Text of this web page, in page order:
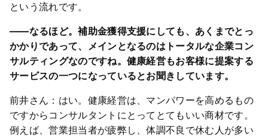
という流れです。
――なるほど。補助金獲得支援にしても、あくまでとっ
かかりであって、メインとなるのはトータルな企業コン
サルティングなのですね。健康経営もお客様に提案する
サービスの一つになっているとお聞きしています。
前井さん：はい。健康経営は、マンパワーを高めるもの
ですからコンサルタントにとってとてもいい商材です。
例えば、営業担当者が疲弊し、体調不良で休む人が多い